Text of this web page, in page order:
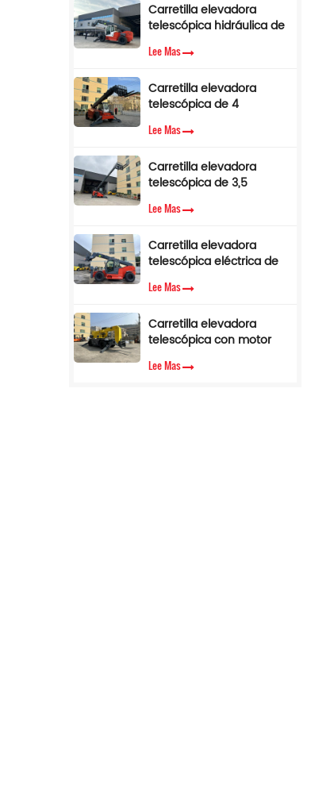
Carretilla elevadora
telescópica hidráulica de
toneladas con limitador
Lee Mas
Carretilla elevadora
telescópica de 4
pluma lateral en venta
Lee Mas
Carretilla elevadora
telescópica de 3,5
cabina de aire
Lee Mas
Carretilla elevadora
telescópica eléctrica de
Lee Mas
Carretilla elevadora
telescópica con motor
3,5 toneladas y 7 m de
Lee Mas